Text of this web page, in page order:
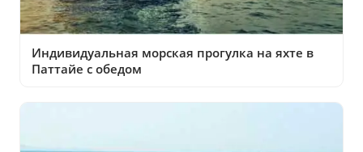
Индивидуальная морская прогулка на яхте в
Паттайе с обедом